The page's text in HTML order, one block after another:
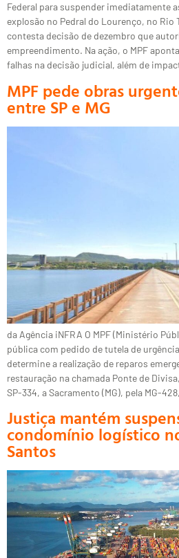
Federal para suspender imediatamente
explosão no Pedral do Lourenço, no Rio
contesta decisão de dezembro que
empreendimento. Na ação, o MPF
falhas na decisão judicial, além de
MPF pede obras
entre SP e MG
da Agência iNFRA O MPF (Ministério
pública com pedido de tutela de
determine a realização de reparos
restauração na chamada Ponte de
SP-334, a Sacramento (MG), pela MG-
Justiça mantém
condomínio logístico
Santos